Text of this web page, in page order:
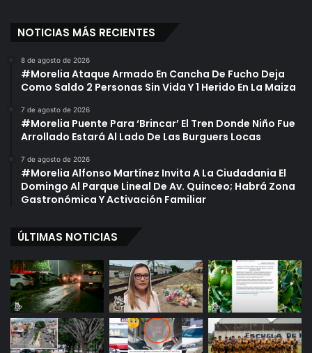
NOTICIAS MÁS RECIENTES
8 de agosto de 2026
#Morelia Ataque Armado En Cancha De Fucho Deja
Como Saldo 2 Personas Sin Vida Y 1 Herido En La Maiza
7 de agosto de 2026
#Morelia Puente Para ‘Brincar’ El Tren Donde Niño Fue
Arrollado Estará Al Lado De Las Burguers Locas
7 de agosto de 2026
#Morelia Alfonso Martínez Invita A La Ciudadania El
Domingo Al Parque Lineal De Av. Quinceo; Habrá Zona
Gastronómica Y Activación Familiar
ÚLTIMAS NOTICIAS